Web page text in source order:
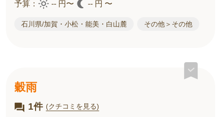
予算： -- 円〜 -- 円 〜
石川県/加賀・小松・能美・白山麓 その他＞その他
穀雨
1件 (クチコミを見る)